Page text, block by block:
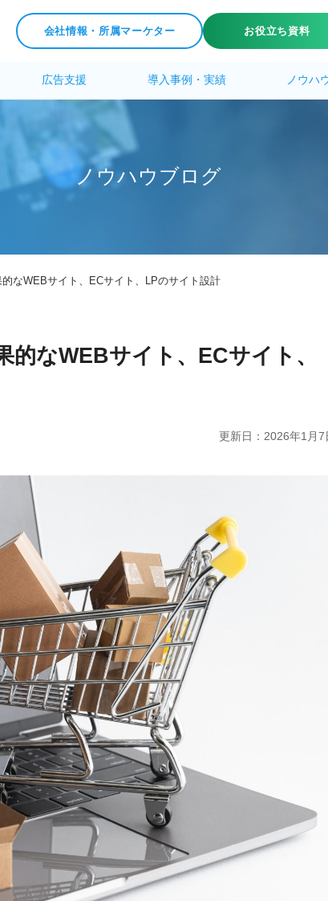
会社情報・所属マーケター お役立ち資料
広告支援 導入事例・実績 ノウハ
ノ ウハウ ブロ グ
なWEBサイト、ECサイト、LPのサイト設計
なWEBサイト、ECサイト、
更新日： 2026年1月7